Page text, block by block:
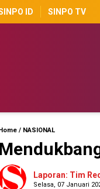
ID SINPO TV
Home / NASIONAL
Laporan: Tim
Selasa, 07 Januari